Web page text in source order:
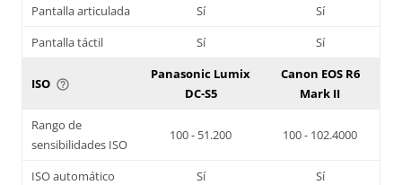
Pantalla articulada Sí
Sí
Pantalla táctil
Sí Sí
ISO help_outline
Panasonic Lumix
DC-S5
Canon EOS R6
Mark II
Rango de
sensibilidades ISO
100 - 51.200 100 - 102.4000
ISO automático Sí Sí